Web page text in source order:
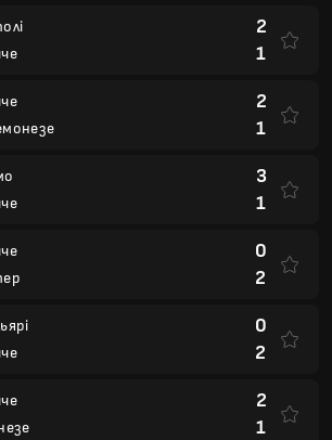
2
1
2
1
3
1
0
2
0
2
2
1